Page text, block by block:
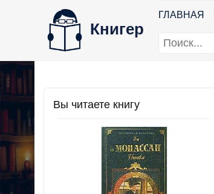
Книгер
ГЛАВНАЯ
Вы читаете книгу